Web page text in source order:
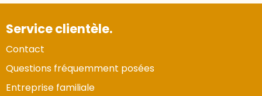
Service clientèle.
Contact
Questions fréquemment posées
Entreprise familiale